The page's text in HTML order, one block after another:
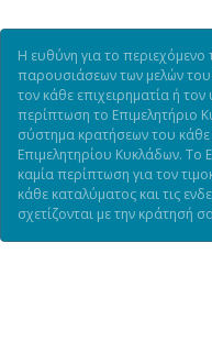
Η ευθύνη για το
παρουσιάσεων των μελών του
τον κάθε επιχειρηματία ή
περίπτωση το Επιμελητήριο
σύστημα κρατήσεων του
Επιμελητηρίου Κυκλάδων. Το
καμία περίπτωση για τον
κάθε καταλύματος και τις
σχετίζονται με την κράτησή